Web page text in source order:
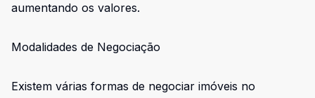
aumentando os valores.
Modalidades de Negociação
Existem várias formas de negociar imóveis no